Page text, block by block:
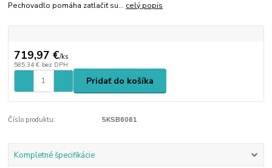
Pechovadlo pomáha zatlačiť su... celý popis
719,97 €/ks
585,34 € bez DPH
Pridať do košíka
Číslo produktu: 5KSB6061
Kompletné špecifikácie